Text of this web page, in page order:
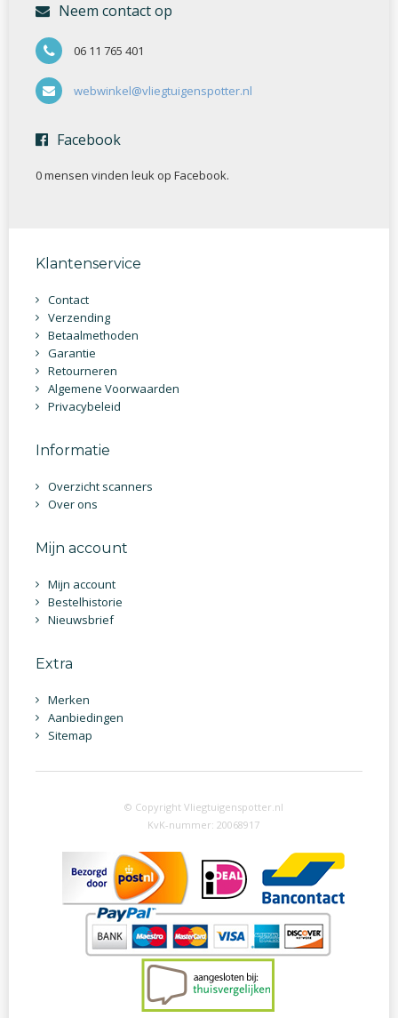
Neem contact op
06 11 765 401
webwinkel@vliegtuigenspotter.nl
Facebook
0 mensen vinden leuk op Facebook.
Klantenservice
Contact
Verzending
Betaalmethoden
Garantie
Retourneren
Algemene Voorwaarden
Privacybeleid
Informatie
Overzicht scanners
Over ons
Mijn account
Mijn account
Bestelhistorie
Nieuwsbrief
Extra
Merken
Aanbiedingen
Sitemap
© Copyright Vliegtuigenspotter.nl
KvK-nummer: 20068917